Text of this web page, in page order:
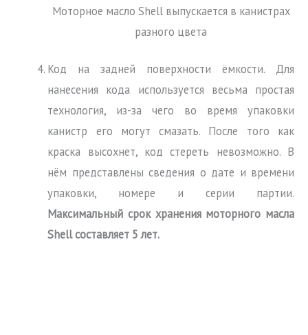
Моторное масло Shell выпускается в канистрах
разного цвета
Код на задней поверхности ёмкости. Для
нанесения кода используется весьма простая
технология, из-за чего во время упаковки
канистр его могут смазать. После того как
краска высохнет, код стереть невозможно. В
нём представлены сведения о дате и времени
упаковки, номере и серии партии.
Максимальный срок хранения моторного масла
Shell составляет 5 лет.